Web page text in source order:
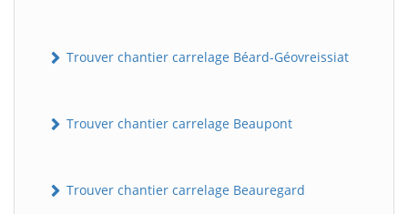
Trouver chantier carrelage Béard-Géovreissiat
Trouver chantier carrelage Beaupont
Trouver chantier carrelage Beauregard